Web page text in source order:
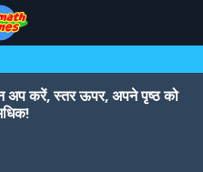
अप करें, स्तर ऊपर, अपने पृष्ठ को